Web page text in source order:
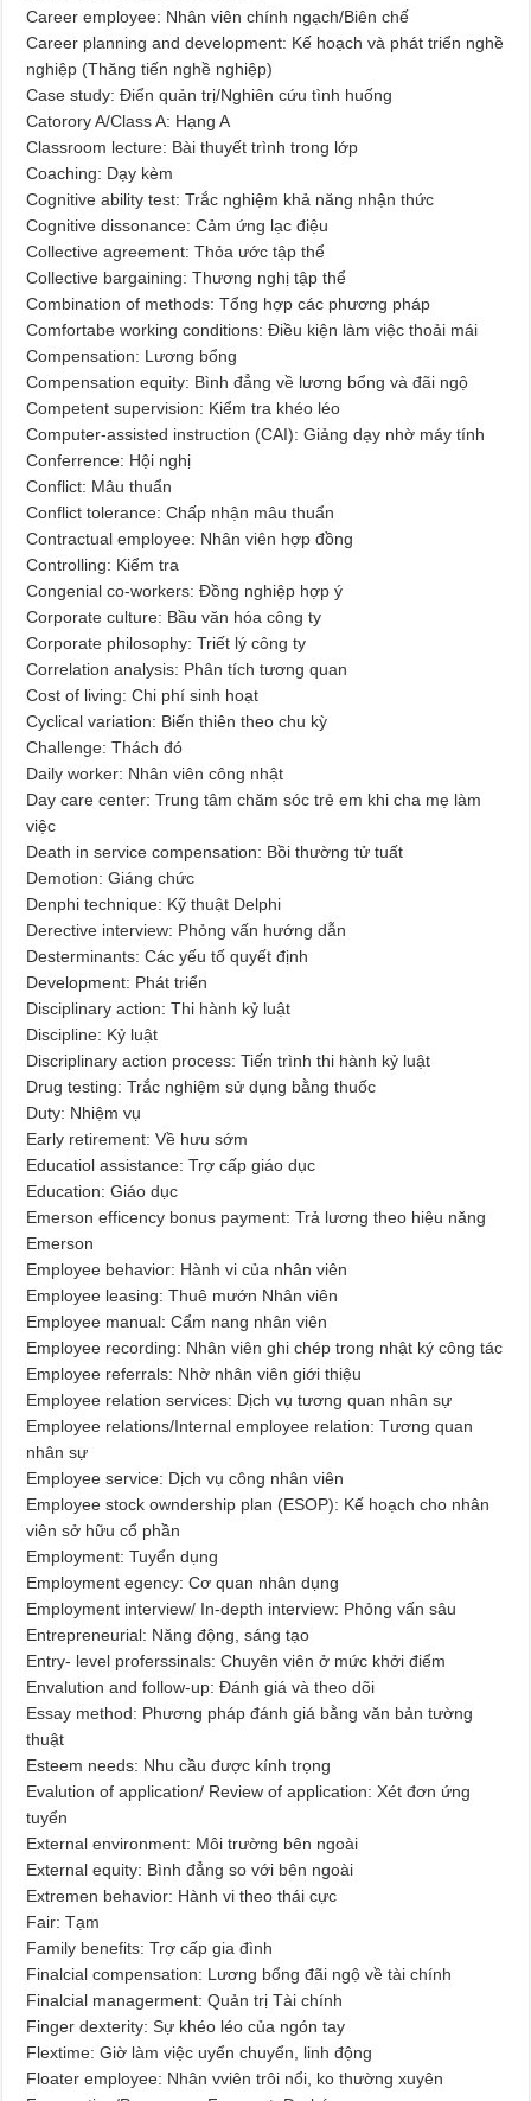
Career employee: Nhân viên chính ngạch/Biên chế
Career planning and development: Kế hoạch và phát triển nghề
nghiệp (Thăng tiến nghề nghiệp)
Case study: Điển quản trị/Nghiên cứu tình huống
Catorory A/Class A: Hạng A
Classroom lecture: Bài thuyết trình trong lớp
Coaching: Dạy kèm
Cognitive ability test: Trắc nghiệm khả năng nhận thức
Cognitive dissonance: Cảm ứng lạc điệu
Collective agreement: Thỏa ước tập thể
Collective bargaining: Thương nghị tập thể
Combination of methods: Tổng hợp các phương pháp
Comfortabe working conditions: Điều kiện làm việc thoải mái
Compensation: Lương bổng
Compensation equity: Bình đẳng về lương bổng và đãi ngộ
Competent supervision: Kiểm tra khéo léo
Computer-assisted instruction (CAI): Giảng dạy nhờ máy tính
Conferrence: Hội nghị
Conflict: Mâu thuẩn
Conflict tolerance: Chấp nhận mâu thuẩn
Contractual employee: Nhân viên hợp đồng
Controlling: Kiểm tra
Congenial co-workers: Đồng nghiệp hợp ý
Corporate culture: Bầu văn hóa công ty
Corporate philosophy: Triết lý công ty
Correlation analysis: Phân tích tương quan
Cost of living: Chi phí sinh hoạt
Cyclical variation: Biến thiên theo chu kỳ
Challenge: Thách đó
Daily worker: Nhân viên công nhật
Day care center: Trung tâm chăm sóc trẻ em khi cha mẹ làm
việc
Death in service compensation: Bồi thường tử tuất
Demotion: Giáng chức
Denphi technique: Kỹ thuật Delphi
Derective interview: Phỏng vấn hướng dẫn
Desterminants: Các yếu tố quyết định
Development: Phát triển
Disciplinary action: Thi hành kỷ luật
Discipline: Kỷ luật
Discriplinary action process: Tiến trình thi hành kỷ luật
Drug testing: Trắc nghiệm sử dụng bằng thuốc
Duty: Nhiệm vụ
Early retirement: Về hưu sớm
Educatiol assistance: Trợ cấp giáo dục
Education: Giáo dục
Emerson efficency bonus payment: Trả lương theo hiệu năng
Emerson
Employee behavior: Hành vi của nhân viên
Employee leasing: Thuê mướn Nhân viên
Employee manual: Cẩm nang nhân viên
Employee recording: Nhân viên ghi chép trong nhật ký công tác
Employee referrals: Nhờ nhân viên giới thiệu
Employee relation services: Dịch vụ tương quan nhân sự
Employee relations/Internal employee relation: Tương quan
nhân sự
Employee service: Dịch vụ công nhân viên
Employee stock owndership plan (ESOP): Kế hoạch cho nhân
viên sở hữu cổ phần
Employment: Tuyển dụng
Employment egency: Cơ quan nhân dụng
Employment interview/ In-depth interview: Phỏng vấn sâu
Entrepreneurial: Năng động, sáng tạo
Entry- level proferssinals: Chuyên viên ở mức khởi điểm
Envalution and follow-up: Đánh giá và theo dõi
Essay method: Phương pháp đánh giá bằng văn bản tường
thuật
Esteem needs: Nhu cầu được kính trọng
Evalution of application/ Review of application: Xét đơn ứng
tuyển
External environment: Môi trường bên ngoài
External equity: Bình đẳng so với bên ngoài
Extremen behavior: Hành vi theo thái cực
Fair: Tạm
Family benefits: Trợ cấp gia đình
Finalcial compensation: Lương bổng đãi ngộ về tài chính
Finalcial managerment: Quản trị Tài chính
Finger dexterity: Sự khéo léo của ngón tay
Flextime: Giờ làm việc uyển chuyển, linh động
Floater employee: Nhân vviên trôi nổi, ko thường xuyên